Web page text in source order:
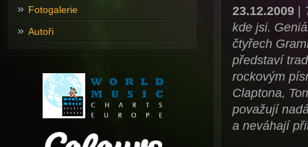
23.12.2009|
kde jsi.
čtyřech
představí
rockovým
Claptona,
považují
a neváhají
Fotogalerie
Autoři